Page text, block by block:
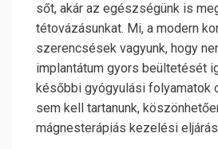
sőt, akár az egészségünk is
tétovázásunkat. Mi, a modern
szerencsések vagyunk, hogy
implantátum gyors beültetését
későbbi gyógyulási folyamatok
sem kell tartanunk,
mágnesterápiás kezelési